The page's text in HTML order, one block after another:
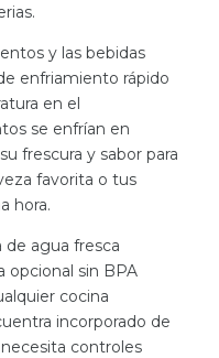
y las bebidas
enfriamiento rápido
en el
se enfrían en
frescura y sabor para
favorita o tus
hora.
de agua fresca
opcional sin BPA
cocina
incorporado de
controles